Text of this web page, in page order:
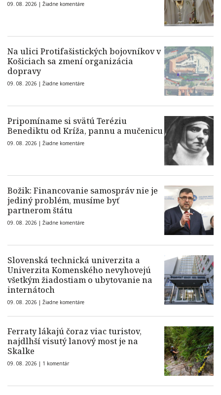
09. 08. 2026 | Žiadne komentáre
Na ulici Protifašistických bojovníkov v
Košiciach sa zmení organizácia
dopravy
09. 08. 2026 | Žiadne komentáre
Pripomíname si svätú Teréziu
Benediktu od Kríža, pannu a mučenicu
09. 08. 2026 | Žiadne komentáre
Božik: Financovanie samospráv nie je
jediný problém, musíme byť
partnerom štátu
09. 08. 2026 | Žiadne komentáre
Slovenská technická univerzita a
Univerzita Komenského nevyhovejú
všetkým žiadostiam o ubytovanie na
internátoch
09. 08. 2026 | Žiadne komentáre
Ferraty lákajú čoraz viac turistov,
najdlhší visutý lanový most je na
Skalke
09. 08. 2026 | 1 komentár